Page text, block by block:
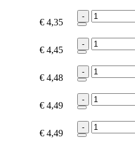
€ 4,35
-
€ 4,45
-
€ 4,48
-
€ 4,49
-
€ 4,49
-